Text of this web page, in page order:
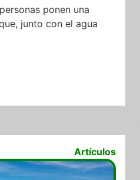
ponen una
junto con el agua
Artículos